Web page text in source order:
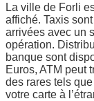
La ville de Forli
affiché. Taxis
arrivées avec un
opération.
banque sont
Euros, ATM peut
des rares tels
votre carte à